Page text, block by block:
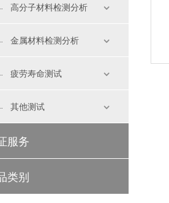
高分子材料检测分析
金属材料检测分析
疲劳寿命测试
其他测试
服务
类别